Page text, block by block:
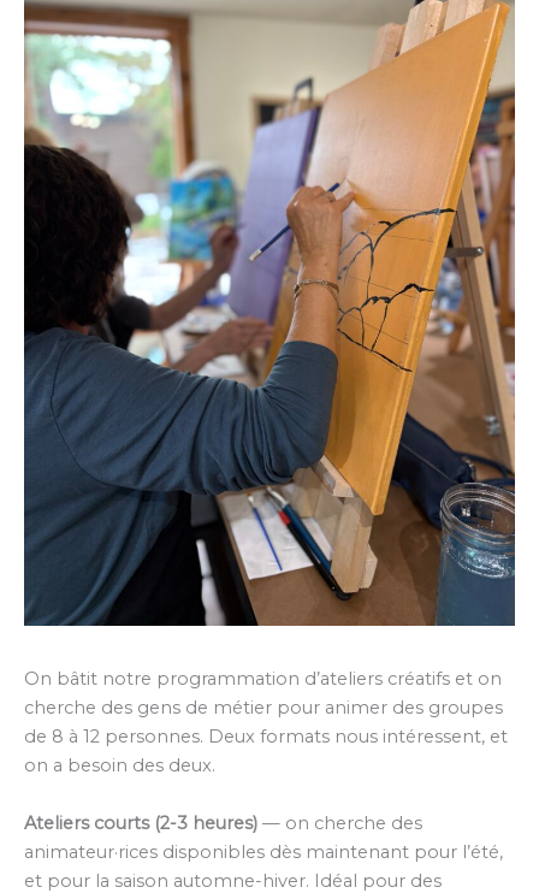
On bâtit notre programmation d’ateliers créatifs et on
cherche des gens de métier pour animer des groupes
de 8 à 12 personnes. Deux formats nous intéressent, et
on a besoin des deux.
Ateliers courts (2-3 heures) — on cherche des
animateur·rices disponibles dès maintenant pour l’été,
et pour la saison automne-hiver. Idéal pour des